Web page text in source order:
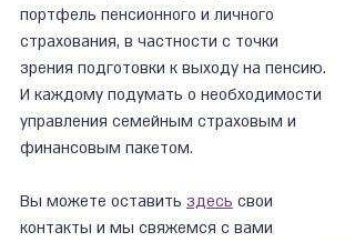
портфель пенсионного и личного
страхования, в частности с точки
зрения подготовки к выходу на пенсию.
И каждому подумать о необходимости
управления семейным страховым и
финансовым пакетом.
Вы можете оставить здесь свои
контакты и мы свяжемся с вами